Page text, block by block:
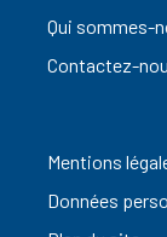
Qui sommes-
Contactez-
Mentions
Données